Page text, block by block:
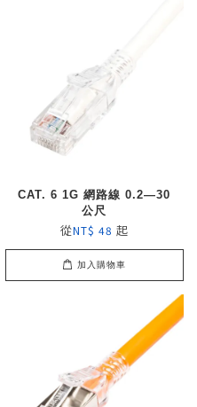
CAT. 6 1G 網路線 0.2—30
公尺
從NT$ 48 起
加入購物車